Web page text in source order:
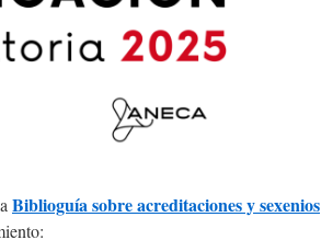
Biblioguía sobre acreditaciones y sexenios